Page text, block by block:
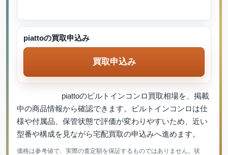
piattoのビルトインコンロ買取相場を、掲載
中の商品情報から確認できます。ビルトインコンロは仕
様や付属品、保管状態で評価が変わりやすいため、近い
型番や構成を見ながら宅配買取の申込みへ進めます。
価格は参考値で、実際の査定額を保証するものではありません。状
piattoの買取申込み
買取申込み